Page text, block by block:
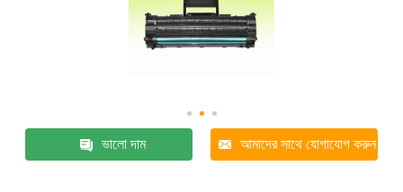
ভালো দাম আমাদের সাথে যোগাযোগ করুন